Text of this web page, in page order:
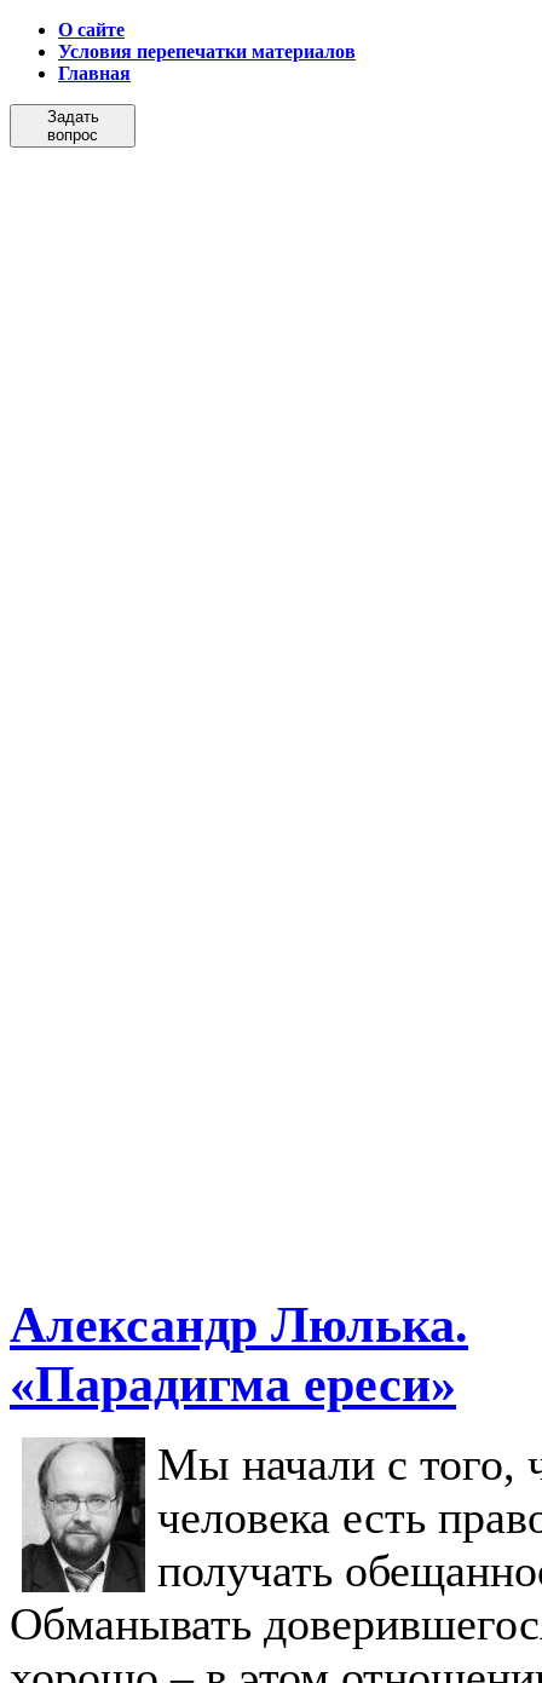
О сайте
Условия перепечатки материалов
Главная
Задать
вопрос
Александр Люлька.
«Парадигма ереси»
Мы начали с того,
человека есть
получать
Обманывать